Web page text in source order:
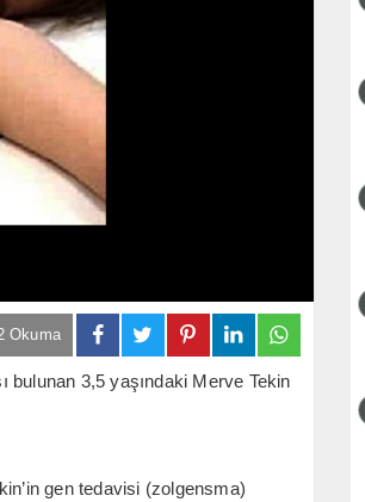
Okuma
bulunan 3,5 yaşındaki Merve Tekin
gen tedavisi (zolgensma)